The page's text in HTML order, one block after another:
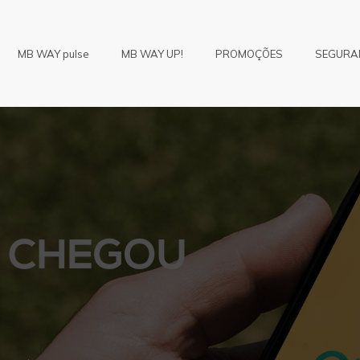
MB WAY pulse MB WAY UP! PROMOÇÕES